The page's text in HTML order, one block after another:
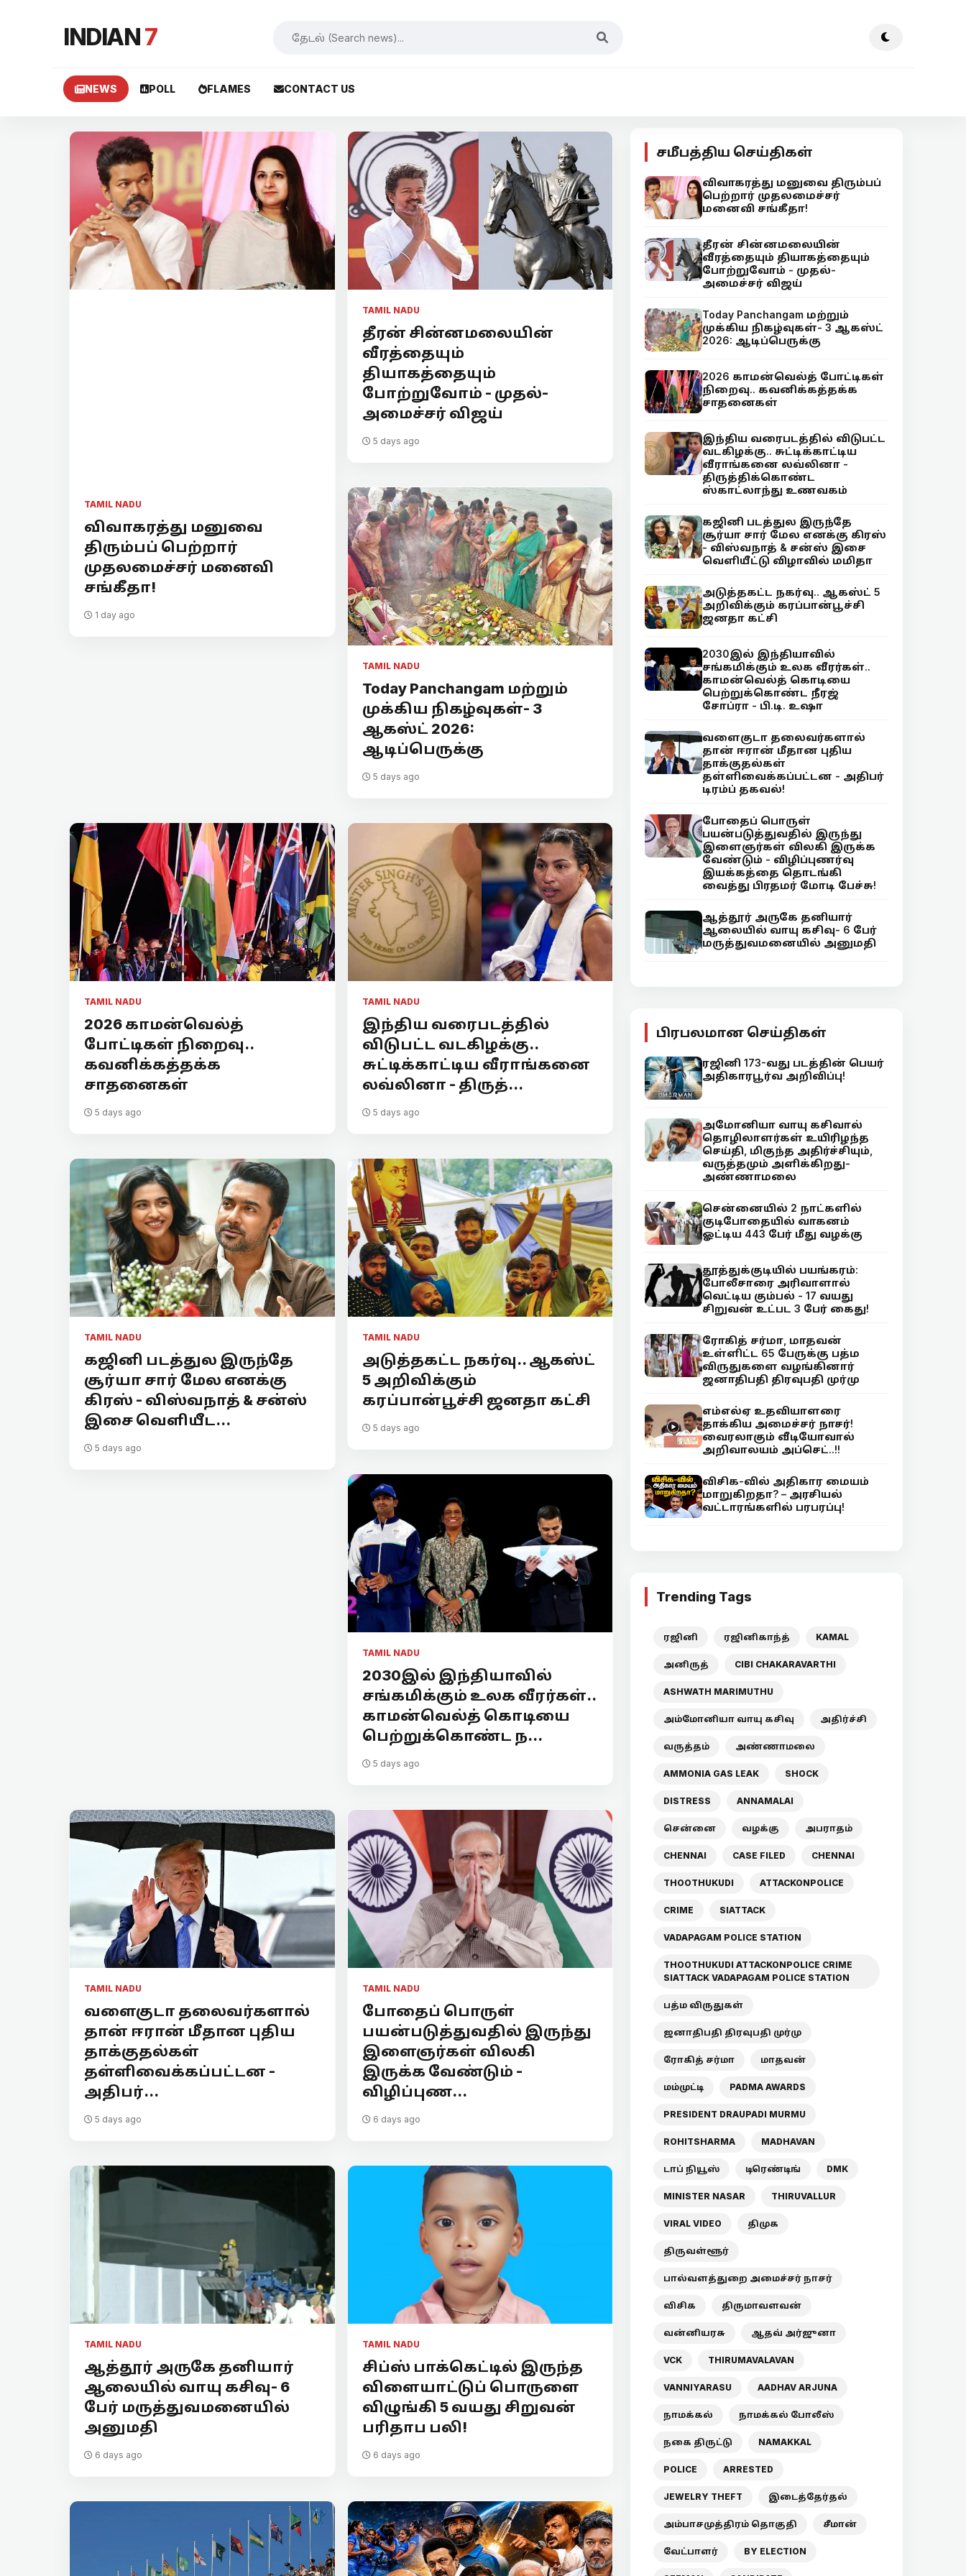
INDIAN7
NEWS POLL FLAMES CONTACT US
TAMIL NADU
விவாகரத்து மனுவை
திரும்பப் பெற்றார்
முதலமைச்சர் மனைவி
சங்கீதா!
1 day ago
TAMIL NADU
தீரன் சின்னமலையின்
வீரத்தையும்
தியாகத்தையும்
போற்றுவோம் - முதல்-
அமைச்சர் விஜய்
5 days ago
TAMIL NADU
Today Panchangam மற்றும்
முக்கிய நிகழ்வுகள்- 3
ஆகஸ்ட் 2026:
ஆடிப்பெருக்கு
5 days ago
TAMIL NADU
2026 காமன்வெல்த்
போட்டிகள் நிறைவு..
கவனிக்கத்தக்க
சாதனைகள்
5 days ago
TAMIL NADU
இந்திய வரைபடத்தில்
விடுபட்ட வடகிழக்கு..
சுட்டிக்காட்டிய வீராங்கனை
லவ்லினா - திருத்...
5 days ago
TAMIL NADU
கஜினி படத்துல இருந்தே
சூர்யா சார் மேல எனக்கு
கிரஸ் - விஸ்வநாத் & சன்ஸ்
இசை வெளியீட...
5 days ago
TAMIL NADU
அடுத்தகட்ட நகர்வு.. ஆகஸ்ட்
5 அறிவிக்கும்
கரப்பான்பூச்சி ஜனதா கட்சி
5 days ago
TAMIL NADU
2030இல் இந்தியாவில்
சங்கமிக்கும் உலக வீரர்கள்..
காமன்வெல்த் கொடியை
பெற்றுக்கொண்ட ந...
5 days ago
TAMIL NADU
வளைகுடா தலைவர்களால்
தான் ஈரான் மீதான புதிய
தாக்குதல்கள்
தள்ளிவைக்கப்பட்டன -
அதிபர்...
5 days ago
TAMIL NADU
போதைப் பொருள்
பயன்படுத்துவதில் இருந்து
இளைஞர்கள் விலகி
இருக்க வேண்டும் -
விழிப்புண...
6 days ago
TAMIL NADU
ஆத்தூர் அருகே தனியார்
ஆலையில் வாயு கசிவு- 6
பேர் மருத்துவமனையில்
அனுமதி
6 days ago
TAMIL NADU
சிப்ஸ் பாக்கெட்டில் இருந்த
விளையாட்டுப் பொருளை
விழுங்கி 5 வயது சிறுவன்
பரிதாப பலி!
6 days ago
சமீபத்திய செய்திகள்
விவாகரத்து மனுவை திரும்பப்
பெற்றார் முதலமைச்சர்
மனைவி சங்கீதா!
தீரன் சின்னமலையின்
வீரத்தையும் தியாகத்தையும்
போற்றுவோம் - முதல்-
அமைச்சர் விஜய்
Today Panchangam மற்றும்
முக்கிய நிகழ்வுகள்- 3 ஆகஸ்ட்
2026: ஆடிப்பெருக்கு
2026 காமன்வெல்த் போட்டிகள்
நிறைவு.. கவனிக்கத்தக்க
சாதனைகள்
இந்திய வரைபடத்தில் விடுபட்ட
வடகிழக்கு.. சுட்டிக்காட்டிய
வீராங்கனை லவ்லினா -
திருத்திக்கொண்ட
ஸ்காட்லாந்து உணவகம்
கஜினி படத்துல இருந்தே
சூர்யா சார் மேல எனக்கு கிரஸ்
- விஸ்வநாத் & சன்ஸ் இசை
வெளியீட்டு விழாவில் மமிதா
அடுத்தகட்ட நகர்வு.. ஆகஸ்ட் 5
அறிவிக்கும் கரப்பான்பூச்சி
ஜனதா கட்சி
2030இல் இந்தியாவில்
சங்கமிக்கும் உலக வீரர்கள்..
காமன்வெல்த் கொடியை
பெற்றுக்கொண்ட நீரஜ்
சோப்ரா - பி.டி. உஷா
வளைகுடா தலைவர்களால்
தான் ஈரான் மீதான புதிய
தாக்குதல்கள்
தள்ளிவைக்கப்பட்டன - அதிபர்
டிரம்ப் தகவல்!
போதைப் பொருள்
பயன்படுத்துவதில் இருந்து
இளைஞர்கள் விலகி இருக்க
வேண்டும் - விழிப்புணர்வு
இயக்கத்தை தொடங்கி
வைத்து பிரதமர் மோடி பேச்சு!
ஆத்தூர் அருகே தனியார்
ஆலையில் வாயு கசிவு- 6 பேர்
மருத்துவமனையில் அனுமதி
பிரபலமான செய்திகள்
ரஜினி 173-வது படத்தின் பெயர்
அதிகாரபூர்வ அறிவிப்பு!
அமோனியா வாயு கசிவால்
தொழிலாளர்கள் உயிரிழந்த
செய்தி, மிகுந்த அதிர்ச்சியும்,
வருத்தமும் அளிக்கிறது-
அண்ணாமலை
சென்னையில் 2 நாட்களில்
குடிபோதையில் வாகனம்
ஓட்டிய 443 பேர் மீது வழக்கு
தூத்துக்குடியில் பயங்கரம்:
போலீசாரை அரிவாளால்
வெட்டிய கும்பல் - 17 வயது
சிறுவன் உட்பட 3 பேர் கைது!
ரோகித் சர்மா, மாதவன்
உள்ளிட்ட 65 பேருக்கு பத்ம
விருதுகளை வழங்கினார்
ஜனாதிபதி திரவுபதி முர்மு
எம்எல்ஏ உதவியாளரை
தாக்கிய அமைச்சர் நாசர்!
வைரலாகும் வீடியோவால்
அறிவாலயம் அப்செட்..!!
விசிக-வில் அதிகார மையம்
மாறுகிறதா? – அரசியல்
வட்டாரங்களில் பரபரப்பு!
Trending Tags
ரஜினி ரஜினிகாந்த் KAMAL
அனிருத் CIBI CHAKARAVARTHI
ASHWATH MARIMUTHU
அம்மோனியா வாயு கசிவு அதிர்ச்சி
வருத்தம் அண்ணாமலை
AMMONIA GAS LEAK SHOCK
DISTRESS ANNAMALAI
சென்னை வழக்கு அபராதம்
CHENNAI CASE FILED CHENNAI
THOOTHUKUDI ATTACKONPOLICE
CRIME SIATTACK
VADAPAGAM POLICE STATION
THOOTHUKUDI ATTACKONPOLICE CRIME
SIATTACK VADAPAGAM POLICE STATION
பத்ம விருதுகள்
ஜனாதிபதி திரவுபதி முர்மு
ரோகித் சர்மா மாதவன்
மம்முட்டி PADMA AWARDS
PRESIDENT DRAUPADI MURMU
ROHITSHARMA MADHAVAN
டாப் நியூஸ் டிரெண்டிங் DMK
MINISTER NASAR THIRUVALLUR
VIRAL VIDEO திமுக
திருவள்ளூர்
பால்வளத்துறை அமைச்சர் நாசர்
விசிக திருமாவளவன்
வன்னியரசு ஆதவ் அர்ஜுனா
VCK THIRUMAVALAVAN
VANNIYARASU AADHAV ARJUNA
நாமக்கல் நாமக்கல் போலீஸ்
நகை திருட்டு NAMAKKAL
POLICE ARRESTED
JEWELRY THEFT இடைத்தேர்தல்
அம்பாசமுத்திரம் தொகுதி சீமான்
வேட்பாளர் BY ELECTION